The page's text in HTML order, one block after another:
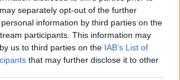
separately opt-out of the further
information by third parties on the
participants. This information may
us to third parties on the IAB’s List of
that may further disclose it to other
Bike Smart: relax sui pedali
distintivo che accomuna Frigerio e Garmin.